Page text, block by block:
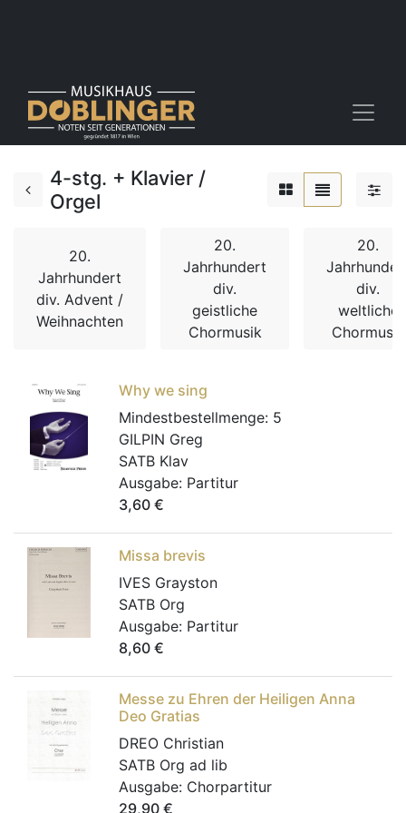
4-stg. + Klavier /
Orgel
20.
Jahrhundert
div. Advent /
Weihnachten
20.
Jahrhundert
div.
geistliche
Chormusik
20.
div.
weltliche
Chormusik
Why we sing
Mindestbestellmenge: 5
GILPIN Greg
SATB Klav
Ausgabe: Partitur
3,60 €
Missa brevis
IVES Grayston
SATB Org
Ausgabe: Partitur
8,60 €
Messe zu Ehren der Heiligen Anna
Deo Gratias
DREO Christian
SATB Org ad lib
Ausgabe: Chorpartitur
29,90 €